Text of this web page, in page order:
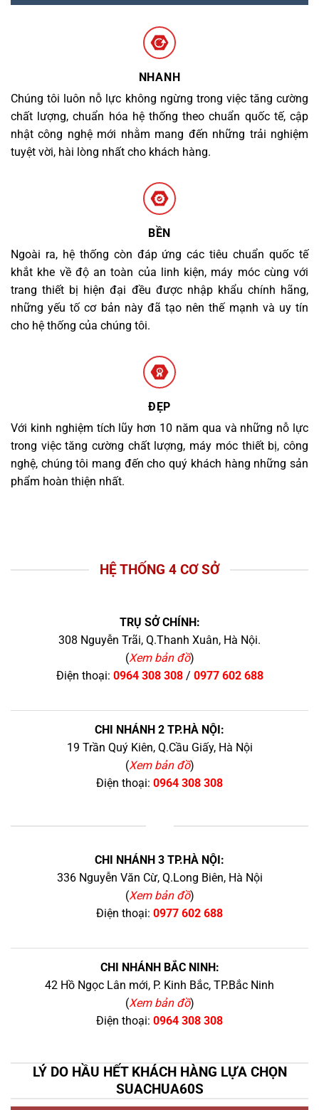
NHANH
Chúng tôi luôn nỗ lực không ngừng trong việc tăng cường
chất lượng, chuẩn hóa hệ thống theo chuẩn quốc tế, cập
nhật công nghệ mới nhằm mang đến những trải nghiệm
tuyệt vời, hài lòng nhất cho khách hàng.
BỀN
Ngoài ra, hệ thống còn đáp ứng các tiêu chuẩn quốc tế
khắt khe về độ an toàn của linh kiện, máy móc cùng với
trang thiết bị hiện đại đều được nhập khẩu chính hãng,
những yếu tố cơ bản này đã tạo nên thế mạnh và uy tín
cho hệ thống của chúng tôi.
ĐẸP
Với kinh nghiệm tích lũy hơn 10 năm qua và những nỗ lực
trong việc tăng cường chất lượng, máy móc thiết bị, công
nghệ, chúng tôi mang đến cho quý khách hàng những sản
phẩm hoàn thiện nhất.
HỆ THỐNG 4 CƠ SỞ
TRỤ SỞ CHÍNH:
308 Nguyễn Trãi, Q.Thanh Xuân, Hà Nội.
(Xem bản đồ)
Điện thoại: 0964 308 308/ 0977 602 688
CHI NHÁNH 2 TP.HÀ NỘI:
19 Trần Quý Kiên, Q.Cầu Giấy, Hà Nội
(Xem bản đồ)
Điện thoại: 0964 308 308
CHI NHÁNH 3 TP.HÀ NỘI:
336 Nguyễn Văn Cừ, Q.Long Biên, Hà Nội
(Xem bản đồ)
Điện thoại: 0977 602 688
CHI NHÁNH BẮC NINH:
42 Hồ Ngọc Lân mới, P. Kinh Bắc, TP.Bắc Ninh
(Xem bản đồ)
Điện thoại: 0964 308 308
LÝ DO HẦU HẾT KHÁCH HÀNG LỰA CHỌN
SUACHUA60S